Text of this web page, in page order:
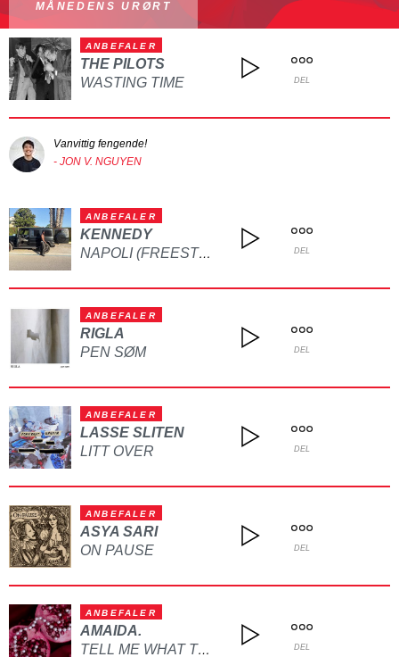
MÅNEDENS URØRT
ANBEFALER
THE PILOTS
WASTING TIME
DEL
Vanvittig fengende!
- JON V. NGUYEN
ANBEFALER
KENNEDY
NAPOLI (FREESTYLE) DEL
ANBEFALER
RIGLA
PEN SØM
DEL
ANBEFALER
LASSE SLITEN
LITT OVER
DEL
ANBEFALER
ASYA SARI
ON PAUSE
DEL
ANBEFALER
AMAIDA.
TELL ME WHAT TO DO DEL